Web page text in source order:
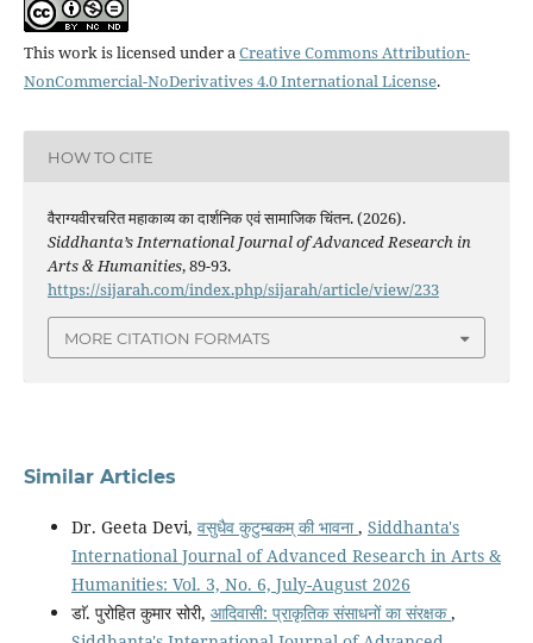
This work is licensed under aCreative Commons Attribution-
NonCommercial-NoDerivatives 4.0 International License.
HOW TO CITE
वैराग्यवीरचरित महाकाव्य का दार्शनिक एवं सामाजिक चिंतन. (2026).
Siddhanta’s International Journal of Advanced Research in
Arts & Humanities, 89-93.
https://sijarah.com/index.php/sijarah/article/view/233
MORE CITATION FORMATS
Similar Articles
Dr. Geeta Devi, वसुधैव कुटुम्बकम् की भावना, Siddhanta's
International Journal of Advanced Research in Arts &
Humanities: Vol. 3, No. 6, July-August 2026
डाॅ. पुरोहित कुमार सोरी, आदिवासी: प्राकृतिक संसाधनों का संरक्षक,